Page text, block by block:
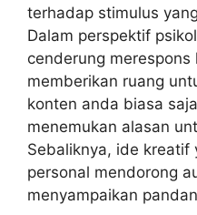
terhadap stimulus
Dalam perspektif
cenderung merespons
memberikan ruang
konten anda biasa
menemukan alasan
Sebaliknya, ide kreatif
personal mendorong
menyampaikan